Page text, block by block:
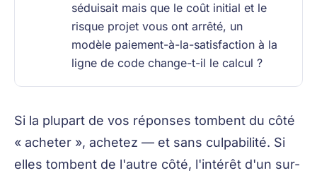
séduisait mais que le coût initial et le
risque projet vous ont arrêté, un
modèle paiement-à-la-satisfaction à la
ligne de code change-t-il le calcul ?
Si la plupart de vos réponses tombent du côté
« acheter », achetez — et sans culpabilité. Si
elles tombent de l'autre côté, l'intérêt d'un sur-